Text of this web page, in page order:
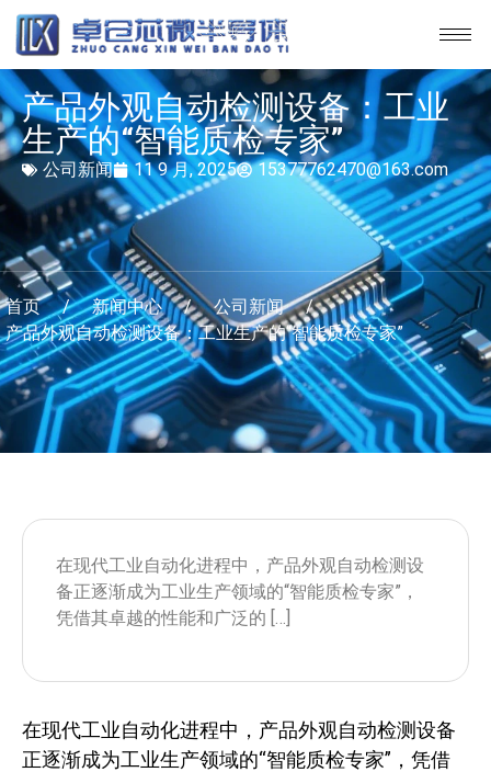
产品外观自动检测设备：工业
生产的“智能质检专家”
公司新闻 11 9 月, 2025 15377762470@163.com
首页 / 新闻中心 / 公司新闻
/
产品外观自动检测设备：工业生产的“智能质检专家”
在现代工业自动化进程中，产品外观自动检测设
备正逐渐成为工业生产领域的“智能质检专家”，
凭借其卓越的性能和广泛的 […]
在现代工业自动化进程中，产品外观自动检测设备
正逐渐成为工业生产领域的“智能质检专家”，凭借